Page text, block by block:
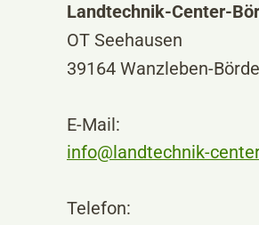
Landtechnik-Center-
OT Seehausen
39164 Wanzleben-Börde
E-Mail:
info@landtechnik-
Telefon: